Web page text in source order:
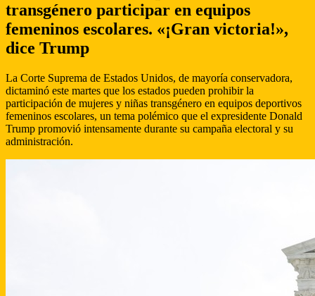
transgénero participar en equipos
femeninos escolares. «¡Gran victoria!»,
dice Trump
La Corte Suprema de Estados Unidos, de mayoría conservadora,
dictaminó este martes que los estados pueden prohibir la
participación de mujeres y niñas transgénero en equipos deportivos
femeninos escolares, un tema polémico que el expresidente Donald
Trump promovió intensamente durante su campaña electoral y su
administración.